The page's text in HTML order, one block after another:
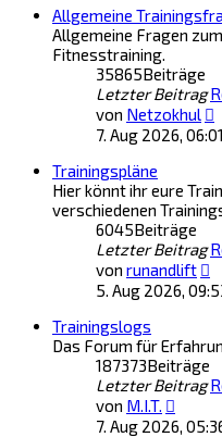
Allgemeine
Allgemeine Fragen
Fitnesstraining.
35865Beiträge
Letzter Beitrag
von Netzokhul
7. Aug 2026, 06:01
Trainingspläne
Hier könnt ihr eure
verschiedenen
6045Beiträge
Letzter Beitrag
von runandlift
5. Aug 2026,
Trainingslogs
Das Forum für
187373Beiträge
Letzter Beitrag
von M.I.T.
7. Aug 2026,